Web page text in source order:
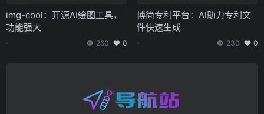
img-cool：开源AI绘图工具，
功能强大
260 0
博简专利平台：AI助力专利文
件快速生成
230 0